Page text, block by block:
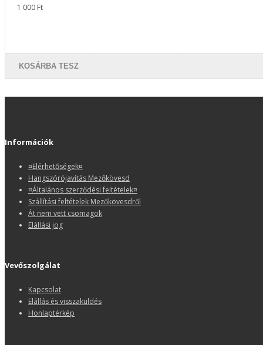
1 000 Ft
KOSÁRBA TESZ
Információk
¤Elérhetőségek¤
Hangszórójavítás Mezőkövesd
¤Általános szerződési feltételek¤
Szállítási feltételek Mezőkövesdről
Át nem vett csomagok
Elállási jog
Vevőszolgálat
Kapcsolat
Elállás és visszaküldés
Honlaptérkép